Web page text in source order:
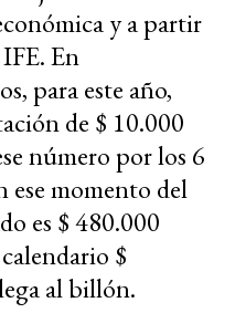
y a partir
En
para este año,
de $ 10.000
número por los 6
ese momento del
es $ 480.000
$
al billón.